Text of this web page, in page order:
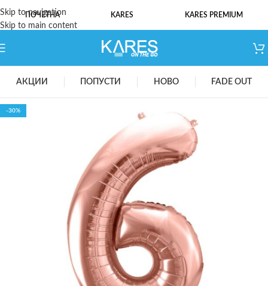
Skip to navigation
Skip to main content
ПОЧЕТНА KARES KARES PREMIUM
АКЦИИ ПОПУСТИ НОВО FADE OUT
-30%